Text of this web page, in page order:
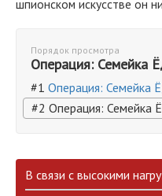
шпионском искусстве он
Порядок просмотра
Операция: Семейка
#1 Операция: Семейка
#2 Операция: Семейка
В связи с высокими